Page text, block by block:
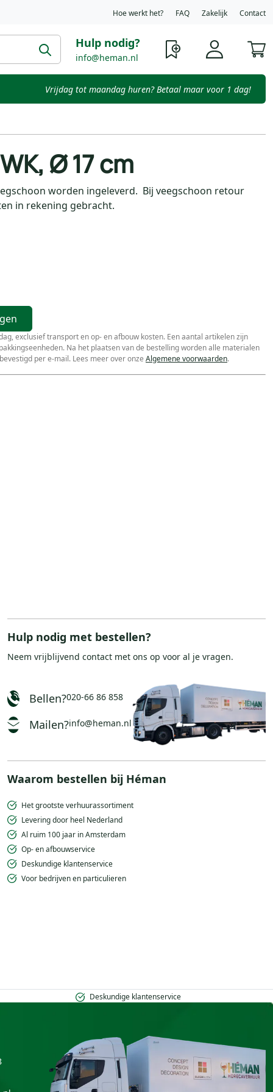
Hoe werkt het? FAQ Zakelijk Contact
Hulp nodig?
info@heman.nl
Vrijdag tot maandag huren? Betaal maar voor 1 dag!
Ø 17 cm
worden ingeleverd. Bij veegschoon retour
in rekening gebracht.
exclusief transport en op- en afbouw kosten. Een aantal artikelen zijn
Na het plaatsen van de bestelling worden alle materialen
per e-mail. Lees meer over onze Algemene voorwaarden.
Hulp nodig met bestellen?
Neem vrijblijvend contact met ons op voor al je vragen.
Bellen?020-66 86 858
Mailen?info@heman.nl
Waarom bestellen bij Héman
Het grootste verhuurassortiment
Levering door heel Nederland
Al ruim 100 jaar in Amsterdam
Op- en afbouwservice
Deskundige klantenservice
Voor bedrijven en particulieren
Deskundige klantenservice